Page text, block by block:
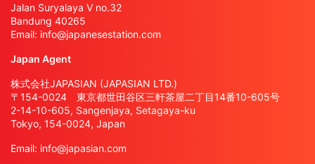
Jalan Suryalaya V no.32
Bandung 40265
Email: info@japanesestation.com
Japan Agent
株式会社JAPASIAN (JAPASIAN LTD.)
〒154-0024 東京都世田谷区三軒茶屋二丁目14番10-605号
2-14-10-605, Sangenjaya, Setagaya-ku
Tokyo, 154-0024, Japan
Email: info@japasian.com